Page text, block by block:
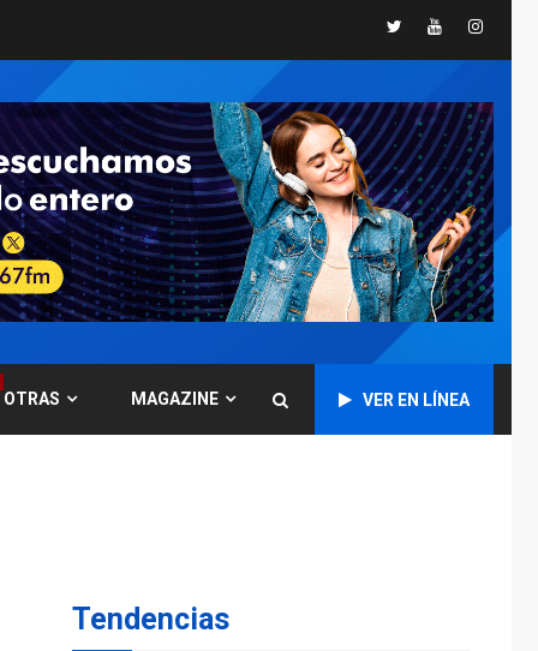
TwitterYoutube
OTRAS MAGAZINE VER EN LÍNEA
Tendencias
7
GUERRA EN EL MUNDO
Ucrania y Rusia
intensifican
ofensivas de largo
alcance
NACIONALES
TITULARES
ÚLTIMA HORA
Instalan carpas
metálicas como
terminales
Aeropuerto de